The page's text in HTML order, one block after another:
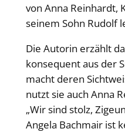
von Anna Reinhardt,
seinem Sohn Rudolf
Die Autorin erzählt
konsequent aus der
macht deren
nutzt sie auch Anna
„Wir sind stolz,
Angela Bachmair ist